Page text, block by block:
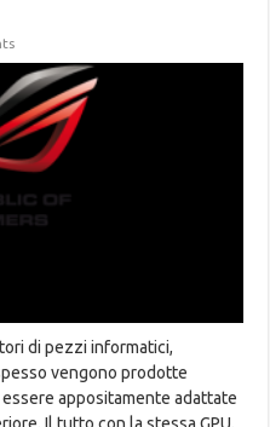
di pezzi informatici,
vengono prodotte
appositamente adattate